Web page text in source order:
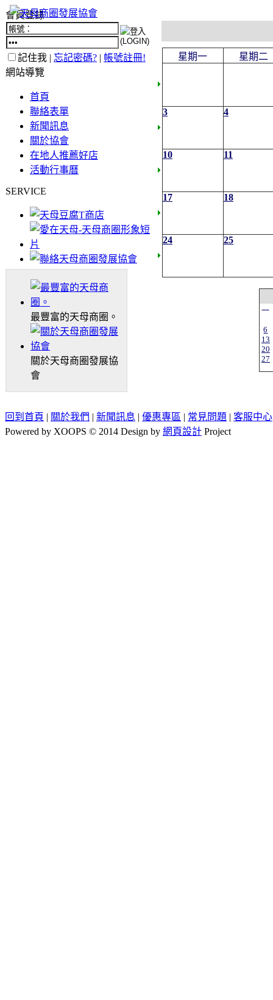
會員登錄
記住我 | 忘記密碼? | 帳號註冊!
網站導覽
首頁
聯絡表單
新聞訊息
關於協會
在地人推薦好店
活動行事曆
SERVICE
最豐富的天母商圈。
關於天母商圈發展協
會
星期一 星期二
3 4
10 11
17 18
24 25
一
6
13
20
27
回到首頁 | 關於我們 | 新聞訊息 | 優惠專區 | 常見問題 | 客服中心
Powered by XOOPS © 2014 Design by 網頁設計 Project